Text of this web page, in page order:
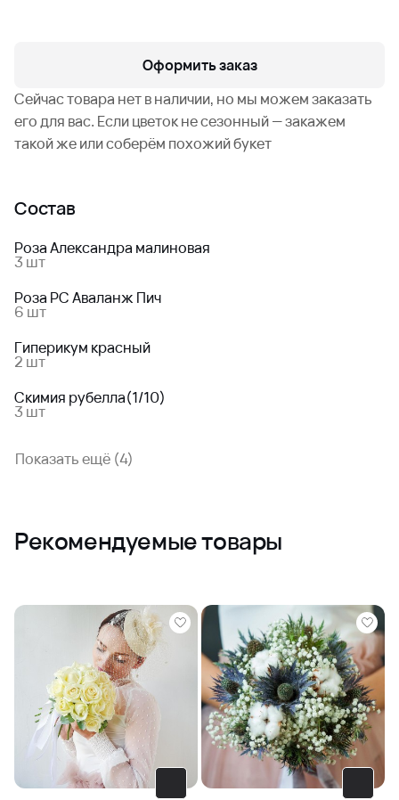
Оформить заказ
Сейчас товара нет в наличии, но мы можем заказать
его для вас. Если цветок не сезонный — закажем
такой же или соберём похожий букет
Состав
Роза Александра малиновая
3 шт
Роза РС Аваланж Пич
6 шт
Гиперикум красный
2 шт
Скимия рубелла(1/10)
3 шт
Показать ещё (4)
Рекомендуемые товары